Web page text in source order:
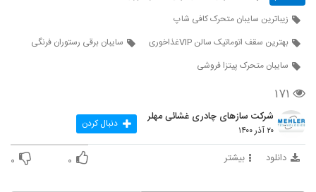
زیباترین سایبان متحرک کافی شاپ
بهترین سقف اتوماتیک سالن VIPغذاخوری
سایبان برقی رستوران فرنگی
سایبان متحرک پیتزا فروشی
۱۷۱
شرکت سازهای چادری غشائی مهلر
۲۰ آذر ۱۴۰۰ دنبال کردن
دانلود بیشتر ۰ ۰